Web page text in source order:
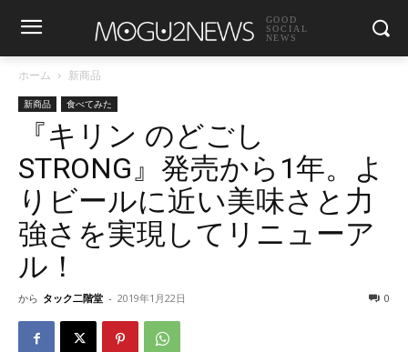
GOOD
SOCIAL
NEWS
ホーム 新商品
新商品 食べてみた
『キリン のどごし
STRONG』発売から1年。よ
りビールに近い美味さと力
強さを実現してリニューア
ル！
から タック二階堂 - 2019年1月22日 0